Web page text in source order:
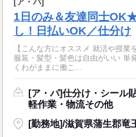
[ア・パ]
1日のみ＆友達同士
し！日払いOK／仕分け
【こんな方にオススメ 就活や授
服装・髪型・髪色は自由がいい 単
くわがままに働こ...
[ア・パ]仕分け・シール
軽作業・物流その他
[勤務地]/滋賀県蒲生郡竜